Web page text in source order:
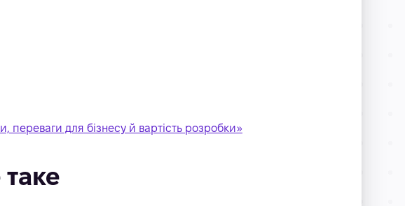
для бізнесу й вартість розробки»